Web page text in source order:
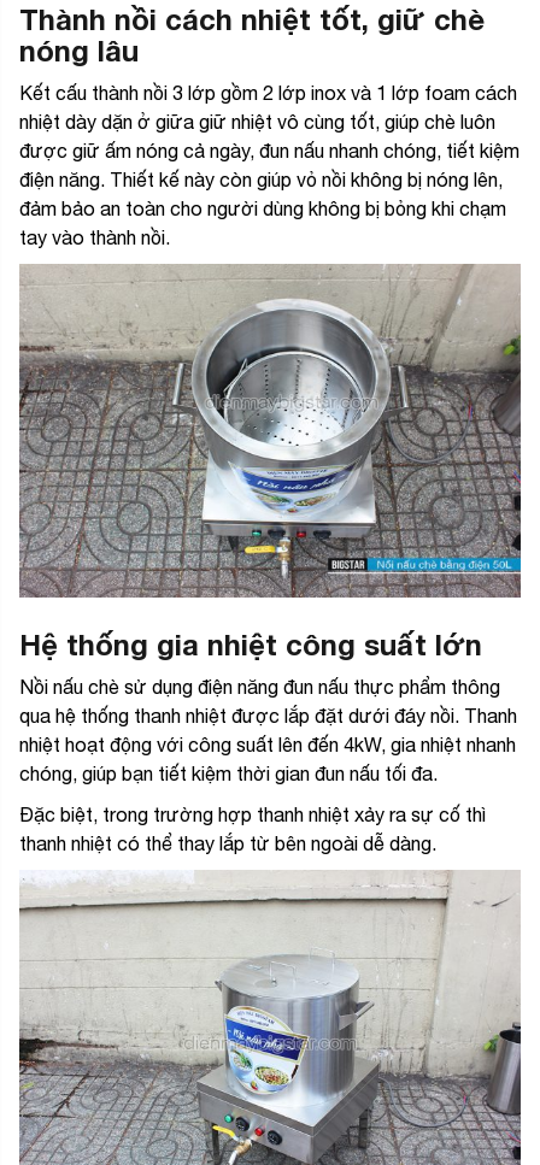
Thành nồi cách nhiệt tốt, giữ chè
nóng lâu
Kết cấu thành nồi 3 lớp gồm 2 lớp inox và 1 lớp foam cách
nhiệt dày dặn ở giữa giữ nhiệt vô cùng tốt, giúp chè luôn
được giữ ấm nóng cả ngày, đun nấu nhanh chóng, tiết kiệm
điện năng. Thiết kế này còn giúp vỏ nồi không bị nóng lên,
đảm bảo an toàn cho người dùng không bị bỏng khi chạm
tay vào thành nồi.
Hệ thống gia nhiệt công suất lớn
Nồi nấu chè sử dụng điện năng đun nấu thực phẩm thông
qua hệ thống thanh nhiệt được lắp đặt dưới đáy nồi. Thanh
nhiệt hoạt động với công suất lên đến 4kW, gia nhiệt nhanh
chóng, giúp bạn tiết kiệm thời gian đun nấu tối đa.
Đặc biệt, trong trường hợp thanh nhiệt xảy ra sự cố thì
thanh nhiệt có thể thay lắp từ bên ngoài dễ dàng.